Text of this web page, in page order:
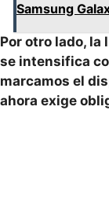
Samsung
Por otro lado, la
se intensifica
marcamos el
ahora exige